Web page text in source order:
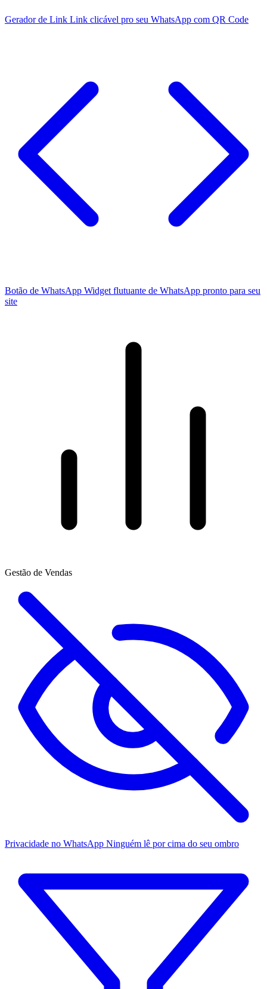
Gerador de Link Link clicável pro seu WhatsApp com QR Code
Botão de WhatsApp Widget flutuante de WhatsApp pronto para seu
site
Gestão de Vendas
Privacidade no WhatsApp Ninguém lê por cima do seu ombro